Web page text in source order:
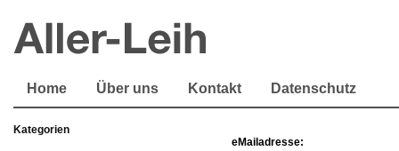
Home Über uns Kontakt Datenschutz
Kategorien
eMailadresse: